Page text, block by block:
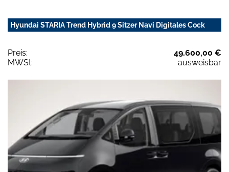
Hyundai STARIA Trend Hybrid 9 Sitzer Navi Digitales Cock
Preis:
49.600,00 €
MWSt:
ausweisbar